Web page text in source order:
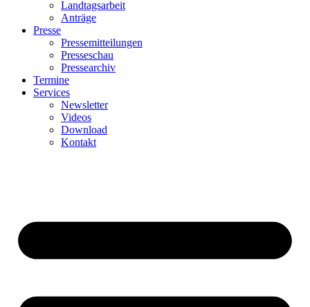
Landtagsarbeit
Anträge
Presse
Pressemitteilungen
Presseschau
Pressearchiv
Termine
Services
Newsletter
Videos
Download
Kontakt